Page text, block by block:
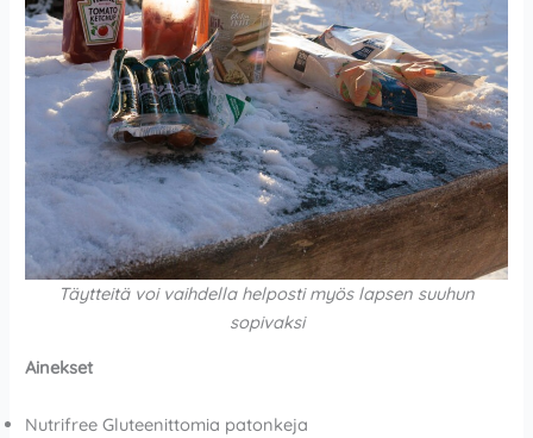
Täytteitä voi vaihdella helposti myös lapsen suuhun
sopivaksi
Ainekset
Nutrifree Gluteenittomia patonkeja